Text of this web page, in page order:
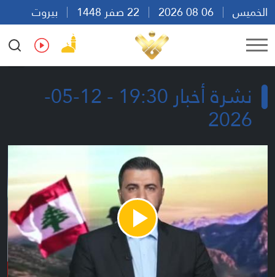
الخميس
بيروت
15:42
Ar En Fr Es
نشرة أخبار 19:30 - 12-05-
2026
Play
Video